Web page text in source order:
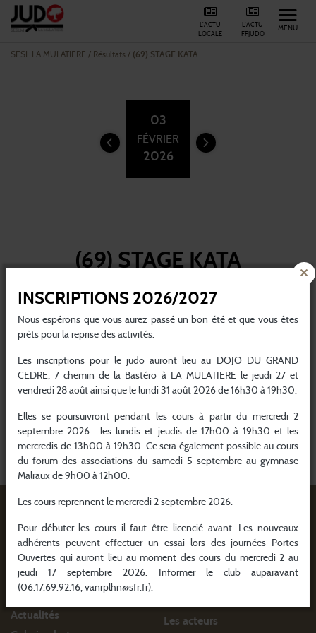
L'ACTU
FFJUDO
L'ACTU
LOCALE
MENU
SESL LA MULATIERE / Résultats / (69) STAGE KATA
03
FÉVRIER
2026
(69) STAGE KATA
Épreuves AFFICHER LES RÉSULTATS DU CLUB
À ne pas manquer
Actualités
Les acteurs
INSCRIPTIONS 2026/2027
Nous espérons que vous aurez passé un bon été et que vous êtes
prêts pour la reprise des activités.
Les inscriptions pour le judo auront lieu au DOJO DU GRAND
CEDRE, 7 chemin de la Bastéro à LA MULATIERE le jeudi 27 et
vendredi 28 août ainsi que le lundi 31 août 2026 de 16h30 à 19h30.
Elles se poursuivront pendant les cours à partir du mercredi 2
septembre 2026 : les lundis et jeudis de 17h00 à 19h30 et les
mercredis de 13h00 à 19h30. Ce sera également possible au cours
du forum des associations du samedi 5 septembre au gymnase
Malraux de 9h00 à 12h00.
Les cours reprennent le mercredi 2 septembre 2026.
Pour débuter les cours il faut être licencié avant. Les nouveaux
adhérents peuvent effectuer un essai lors des journées Portes
Ouvertes qui auront lieu au moment des cours du mercredi 2 au
jeudi 17 septembre 2026. Informer le club auparavant
(06.17.69.92.16, vanrplhn@sfr.fr).